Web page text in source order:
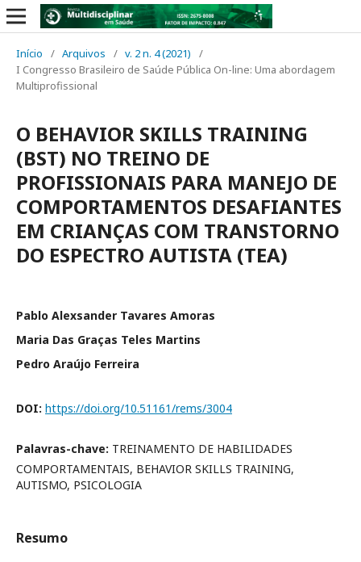
Início / Arquivos / v. 2 n. 4 (2021)
/
I Congresso Brasileiro de Saúde Pública On-line: Uma abordagem
Multiprofissional
O BEHAVIOR SKILLS TRAINING
(BST) NO TREINO DE
PROFISSIONAIS PARA MANEJO DE
COMPORTAMENTOS DESAFIANTES
EM CRIANÇAS COM TRANSTORNO
DO ESPECTRO AUTISTA (TEA)
Pablo Alexsander Tavares Amoras
Maria Das Graças Teles Martins
Pedro Araújo Ferreira
DOI: https://doi.org/10.51161/rems/3004
Palavras-chave: TREINAMENTO DE HABILIDADES
COMPORTAMENTAIS, BEHAVIOR SKILLS TRAINING,
AUTISMO, PSICOLOGIA
Resumo